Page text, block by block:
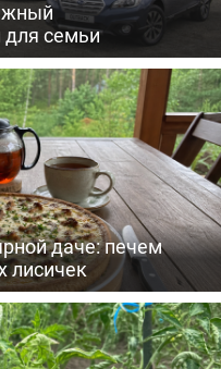
для семьи
даче: печем
лисичек